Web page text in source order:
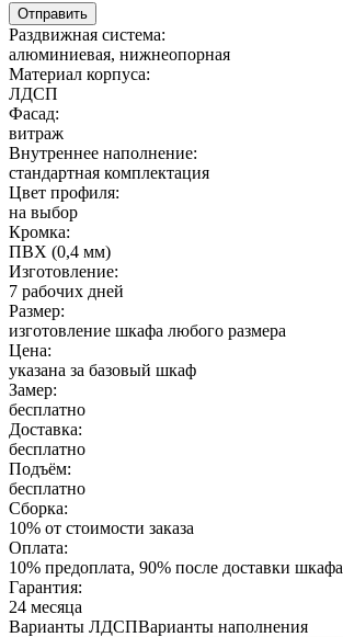
Раздвижная система:
алюминиевая, нижнеопорная
Материал корпуса:
ЛДСП
Фасад:
витраж
Внутреннее наполнение:
стандартная комплектация
Цвет профиля:
на выбор
Кромка:
ПВХ (0,4 мм)
Изготовление:
7 рабочих дней
Размер:
изготовление шкафа любого размера
Цена:
указана за базовый шкаф
Замер:
бесплатно
Доставка:
бесплатно
Подъём:
бесплатно
Сборка:
10% от стоимости заказа
Оплата:
10% предоплата, 90% после доставки шкафа
Гарантия:
24 месяца
Варианты ЛДСПВарианты наполнения